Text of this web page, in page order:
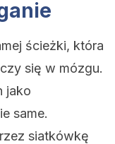
ścieżki, która
się w mózgu.
jako
same.
siatkówkę